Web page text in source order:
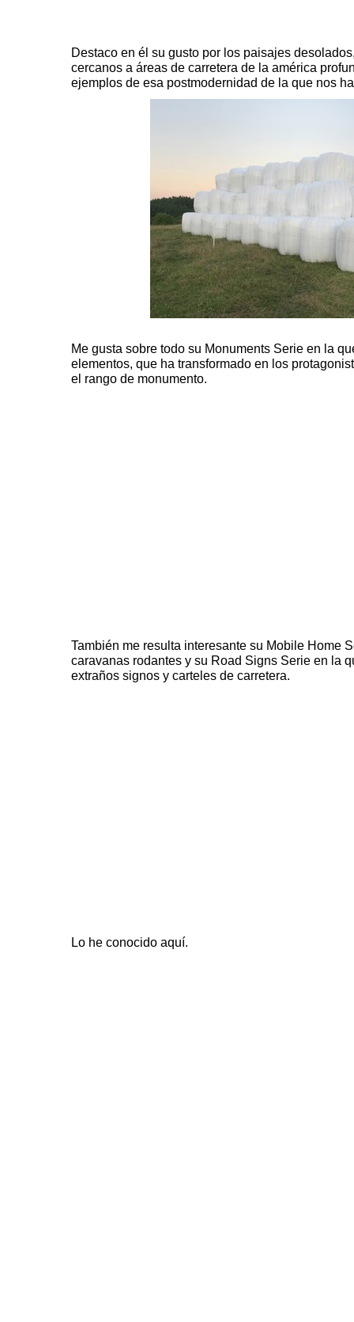
Destaco en él su gusto por los paisajes
cercanos a áreas de carretera de la américa
ejemplos de esa postmodernidad de la que nos
Me gusta sobre todo su Monuments Serie en la
elementos, que ha transformado en los
el rango de monumento.
También me resulta interesante su Mobile Home
caravanas rodantes y su Road Signs Serie en la
extraños signos y carteles de carretera.
Lo he conocido aquí.